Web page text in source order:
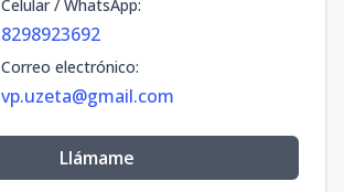
Celular / WhatsApp:
8298923692
Correo electrónico:
vp.uzeta@gmail.com
Llámame